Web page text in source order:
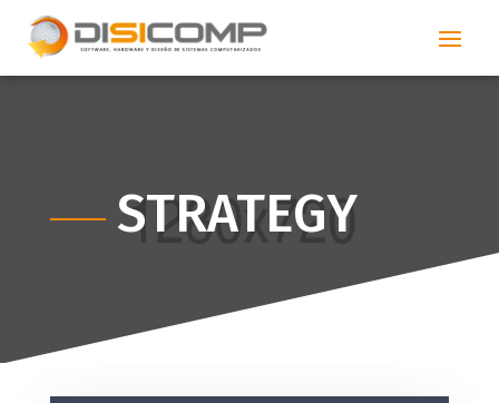
STRATEGY